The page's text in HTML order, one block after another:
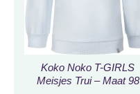
Koko Noko T-GIRLS
Meisjes Trui – Maat 98